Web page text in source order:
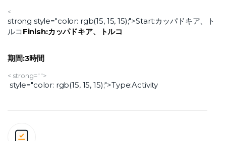
<
strong style="color: rgb(15, 15, 15);">Start:カッパドキア、ト
ルコ Finish:カッパドキア、トルコ
期間:3時間
< strong="">
style="color: rgb(15, 15, 15);">Type:Activity